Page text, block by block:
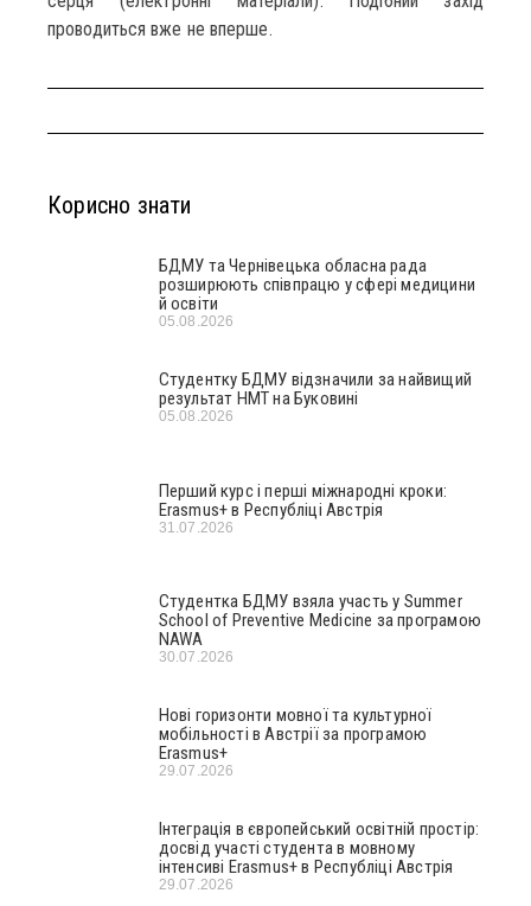
проводиться вже не вперше.
Корисно знати
БДМУ та Чернівецька обласна рада
розширюють співпрацю у сфері медицини
й освіти
05.08.2026
Студентку БДМУ відзначили за найвищий
результат НМТ на Буковині
05.08.2026
Перший курс і перші міжнародні кроки:
Erasmus+ в Республіці Австрія
31.07.2026
Студентка БДМУ взяла участь у Summer
School of Preventive Medicine за програмою
NAWA
30.07.2026
Нові горизонти мовної та культурної
мобільності в Австрії за програмою
Erasmus+
29.07.2026
Інтеграція в європейський освітній простір:
досвід участі студента в мовному
інтенсиві Erasmus+ в Республіці Австрія
29.07.2026